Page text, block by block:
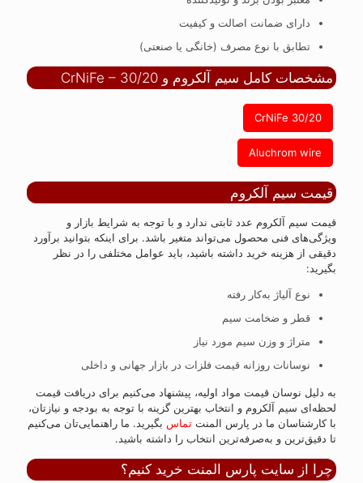
دارای ضمانت اصالت و کیفیت
تطابق با نوع مصرف (خانگی یا صنعتی)
مشخصات کامل سیم آلکروم و CrNiFe – 30/20
CrNiFe 30/20
Aluchrom wire
قیمت سیم آلکروم
قیمت سیم آلکروم عدد ثابتی ندارد و با توجه به شرایط بازار و
ویژگی‌های فنی محصول می‌تواند متغیر باشد. برای اینکه بتوانید برآورد
دقیقی از هزینه خرید داشته باشید، باید عوامل مختلفی را در نظر
بگیرید:
نوع آلیاژ به‌کار رفته
قطر و ضخامت سیم
متراژ و وزن سیم مورد نیاز
نوسانات روزانه قیمت فلزات در بازار جهانی و داخلی
به دلیل نوسان قیمت مواد اولیه، پیشنهاد می‌کنیم برای دریافت قیمت
لحظه‌ای سیم آلکروم و انتخاب بهترین گزینه با توجه به بودجه و نیازتان،
با کارشناسان ما در پارس المنت تماس بگیرید. ما راهنمایی‌تان می‌کنیم
تا دقیق‌ترین و به‌صرفه‌ترین انتخاب را داشته باشید.
چرا از سایت پارس المنت خرید کنیم؟